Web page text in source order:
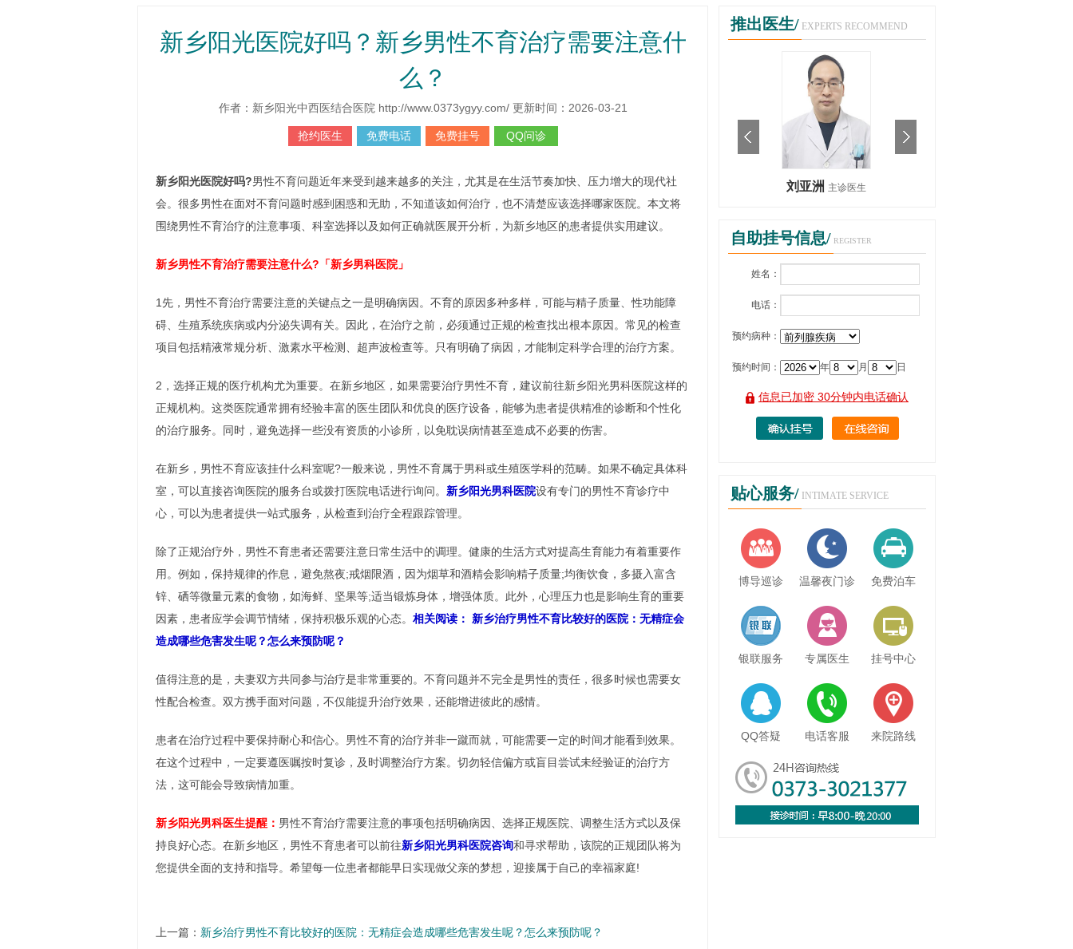
新乡阳光医院好吗？新乡男性不育治疗需要注意什
么？
作者：新乡阳光中西医结合医院 http://www.0373ygyy.com/ 更新时间：2026-03-21
抢约医生 免费电话 免费挂号 QQ问诊
新乡阳光医院好吗?男性不育问题近年来受到越来越多的关注，尤其是在生活节奏加快、压力增大的现代社
会。很多男性在面对不育问题时感到困惑和无助，不知道该如何治疗，也不清楚应该选择哪家医院。本文将
围绕男性不育治疗的注意事项、科室选择以及如何正确就医展开分析，为新乡地区的患者提供实用建议。
新乡男性不育治疗需要注意什么?「新乡男科医院」
1先，男性不育治疗需要注意的关键点之一是明确病因。不育的原因多种多样，可能与精子质量、性功能障
碍、生殖系统疾病或内分泌失调有关。因此，在治疗之前，必须通过正规的检查找出根本原因。常见的检查
项目包括精液常规分析、激素水平检测、超声波检查等。只有明确了病因，才能制定科学合理的治疗方案。
2，选择正规的医疗机构尤为重要。在新乡地区，如果需要治疗男性不育，建议前往新乡阳光男科医院这样的
正规机构。这类医院通常拥有经验丰富的医生团队和优良的医疗设备，能够为患者提供精准的诊断和个性化
的治疗服务。同时，避免选择一些没有资质的小诊所，以免耽误病情甚至造成不必要的伤害。
在新乡，男性不育应该挂什么科室呢?一般来说，男性不育属于男科或生殖医学科的范畴。如果不确定具体科
室，可以直接咨询医院的服务台或拨打医院电话进行询问。 新乡阳光男科医院设有专门的男性不育诊疗中
心，可以为患者提供一站式服务，从检查到治疗全程跟踪管理。
除了正规治疗外，男性不育患者还需要注意日常生活中的调理。健康的生活方式对提高生育能力有着重要作
用。例如，保持规律的作息，避免熬夜;戒烟限酒，因为烟草和酒精会影响精子质量;均衡饮食，多摄入富含
锌、硒等微量元素的食物，如海鲜、坚果等;适当锻炼身体，增强体质。此外，心理压力也是影响生育的重要
因素，患者应学会调节情绪，保持积极乐观的心态。 相关阅读： 新乡治疗男性不育比较好的医院：无精症会
造成哪些危害发生呢？怎么来预防呢？
值得注意的是，夫妻双方共同参与治疗是非常重要的。不育问题并不完全是男性的责任，很多时候也需要女
性配合检查。双方携手面对问题，不仅能提升治疗效果，还能增进彼此的感情。
患者在治疗过程中要保持耐心和信心。男性不育的治疗并非一蹴而就，可能需要一定的时间才能看到效果。
在这个过程中，一定要遵医嘱按时复诊，及时调整治疗方案。切勿轻信偏方或盲目尝试未经验证的治疗方
法，这可能会导致病情加重。
新乡阳光男科医生提醒： 男性不育治疗需要注意的事项包括明确病因、选择正规医院、调整生活方式以及保
持良好心态。在新乡地区，男性不育患者可以前往新乡阳光男科医院咨询和寻求帮助，该院的正规团队将为
您提供全面的支持和指导。希望每一位患者都能早日实现做父亲的梦想，迎接属于自己的幸福家庭!
上一篇： 新乡治疗男性不育比较好的医院：无精症会造成哪些危害发生呢？怎么来预防呢？
推出医生/ EXPERTS RECOMMEND
刘亚洲 主诊医生
自助挂号信息/ REGISTER
姓名：
电话：
预约病种：
预约时间： 年 月 日
信息已加密 30分钟内电话确认
贴心服务/ INTIMATE SERVICE
博导巡诊 温馨夜门诊 免费泊车
银联服务 专属医生 挂号中心
QQ答疑 电话客服 来院路线